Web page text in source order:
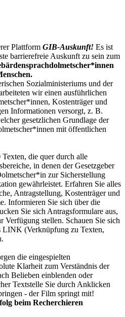
Plattform GIB-Auskunft! Es ist
barrierefreie Auskunft zu sein zum
Sozialministeriums und der
wir einen ausführlichen
Kostenträger und
Informationen versorgt, z. B.
gesetzlichen Grundlage der
mit öffentlichen
die quer durch alle
in denen der Gesetzgeber
zur Sicherstellung
gewährleistet. Erfahren Sie alles
Antragstellung, Kostenträger und
Informieren Sie sich über die
Sie sich Antragsformulare aus,
stellen. Schauen Sie sich
LINK (Verknüpfung zu Texten,
die eingespielten
Klarheit zum Verständnis der
Belieben einblenden oder
Textstelle Sie durch Anklicken
- der Film springt mit!
beim Recherchieren